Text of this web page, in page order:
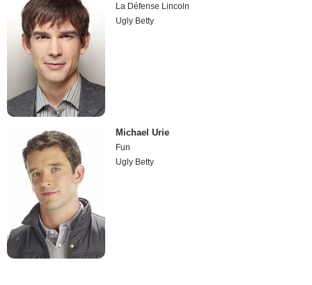
La Défense Lincoln
Ugly Betty
Michael Urie
Fun
Ugly Betty